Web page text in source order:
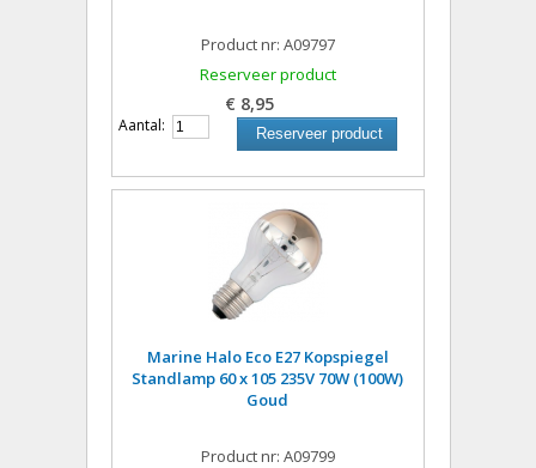
Product nr: A09797
Reserveer product
€ 8,95
Aantal: Reserveer product
Marine Halo Eco E27 Kopspiegel
Standlamp 60 x 105 235V 70W (100W)
Goud
Product nr: A09799